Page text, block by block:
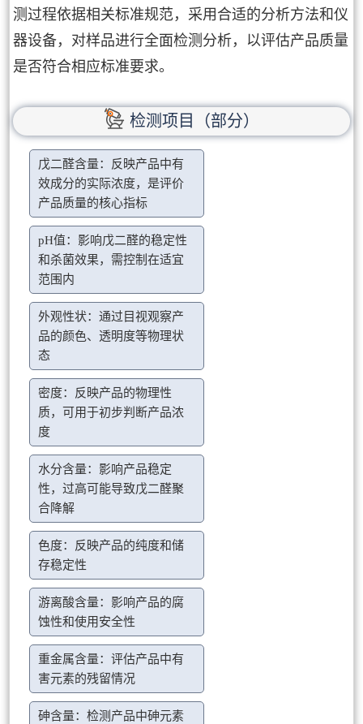
测过程依据相关标准规范，采用合适的分析方法和仪
器设备，对样品进行全面检测分析，以评估产品质量
是否符合相应标准要求。
检测项目（部分）
戊二醛含量：反映产品中有
效成分的实际浓度，是评价
产品质量的核心指标
pH值：影响戊二醛的稳定性
和杀菌效果，需控制在适宜
范围内
外观性状：通过目视观察产
品的颜色、透明度等物理状
态
密度：反映产品的物理性
质，可用于初步判断产品浓
度
水分含量：影响产品稳定
性，过高可能导致戊二醛聚
合降解
色度：反映产品的纯度和储
存稳定性
游离酸含量：影响产品的腐
蚀性和使用安全性
重金属含量：评估产品中有
害元素的残留情况
砷含量：检测产品中砷元素